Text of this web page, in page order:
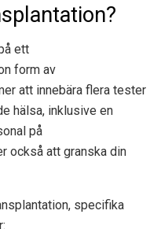
ett
form av
att innebära flera tester
hälsa, inklusive en
på
också att granska din
specifika